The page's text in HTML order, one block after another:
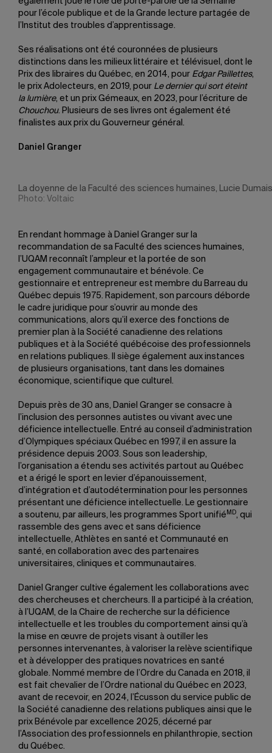
pour l’école publique et de la Grande lecture partagée de
l’Institut des troubles d’apprentissage.
Ses réalisations ont été couronnées de plusieurs
distinctions dans les milieux littéraire et télévisuel, dont le
Prix des libraires du Québec, en 2014, pour Edgar Paillettes,
le prix Adolecteurs, en 2019, pour Le dernier qui sort éteint
la lumière, et un prix Gémeaux, en 2023, pour l’écriture de
Chouchou. Plusieurs de ses livres ont également été
finalistes aux prix du Gouverneur général.
Daniel Granger
La doyenne de la Faculté des sciences humaines, Lucie
Photo: Voltaic
En rendant hommage à Daniel Granger sur la
recommandation de sa Faculté des sciences humaines,
l’UQAM reconnaît l’ampleur et la portée de son
engagement communautaire et bénévole. Ce
gestionnaire et entrepreneur est membre du Barreau du
Québec depuis 1975. Rapidement, son parcours déborde
le cadre juridique pour s’ouvrir au monde des
communications, alors qu’il exerce des fonctions de
premier plan à la Société canadienne des relations
publiques et à la Société québécoise des professionnels
en relations publiques. Il siège également aux instances
de plusieurs organisations, tant dans les domaines
économique, scientifique que culturel.
Depuis près de 30 ans, Daniel Granger se consacre à
l’inclusion des personnes autistes ou vivant avec une
déficience intellectuelle. Entré au conseil d’administration
d’Olympiques spéciaux Québec en 1997, il en assure la
présidence depuis 2003. Sous son leadership,
l’organisation a étendu ses activités partout au Québec
et a érigé le sport en levier d’épanouissement,
d’intégration et d’autodétermination pour les personnes
présentant une déficience intellectuelle. Le gestionnaire
a soutenu, par ailleurs, les programmes Sport unifié MD, qui
rassemble des gens avec et sans déficience
intellectuelle, Athlètes en santé et Communauté en
santé, en collaboration avec des partenaires
universitaires, cliniques et communautaires.
Daniel Granger cultive également les collaborations avec
des chercheuses et chercheurs. Il a participé à la création,
à l’UQAM, de la Chaire de recherche sur la déficience
intellectuelle et les troubles du comportement ainsi qu’à
la mise en œuvre de projets visant à outiller les
personnes intervenantes, à valoriser la relève scientifique
et à développer des pratiques novatrices en santé
globale. Nommé membre de l’Ordre du Canada en 2018, il
est fait chevalier de l’Ordre national du Québec en 2023,
avant de recevoir, en 2024, l’Écusson du service public de
la Société canadienne des relations publiques ainsi que le
prix Bénévole par excellence 2025, décerné par
l’Association des professionnels en philanthropie, section
du Québec.